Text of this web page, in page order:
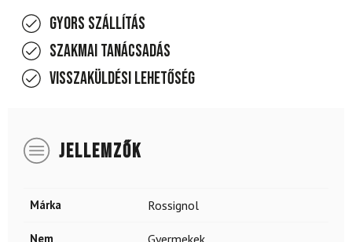
Gyors szállítás
Szakmai tanácsadás
Visszaküldési lehetőség
JELLEMZŐK
Márka Rossignol
Nem Gyermekek